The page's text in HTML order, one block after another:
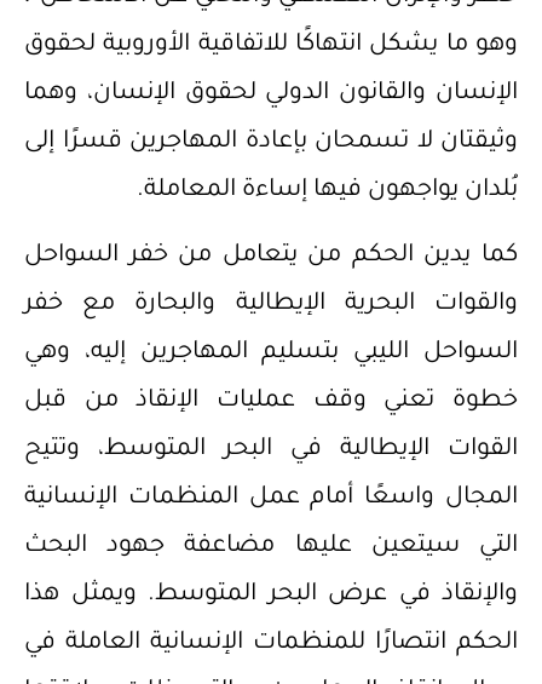
وهو ما يشكل انتهاكًا للاتفاقية الأوروبية لحقوق
الإنسان والقانون الدولي لحقوق الإنسان، وهما
وثيقتان لا تسمحان بإعادة المهاجرين قسرًا إلى
بُلدان يواجهون فيها إساءة المعاملة.
كما يدين الحكم من يتعامل من خفر السواحل
والقوات البحرية الإيطالية والبحارة مع خفر
السواحل الليبي بتسليم المهاجرين إليه، وهي
خطوة تعني وقف عمليات الإنقاذ من قبل
القوات الإيطالية في البحر المتوسط، وتتيح
المجال واسعًا أمام عمل المنظمات الإنسانية
التي سيتعين عليها مضاعفة جهود البحث
والإنقاذ في عرض البحر المتوسط. ويمثل هذا
الحكم انتصارًا للمنظمات الإنسانية العاملة في